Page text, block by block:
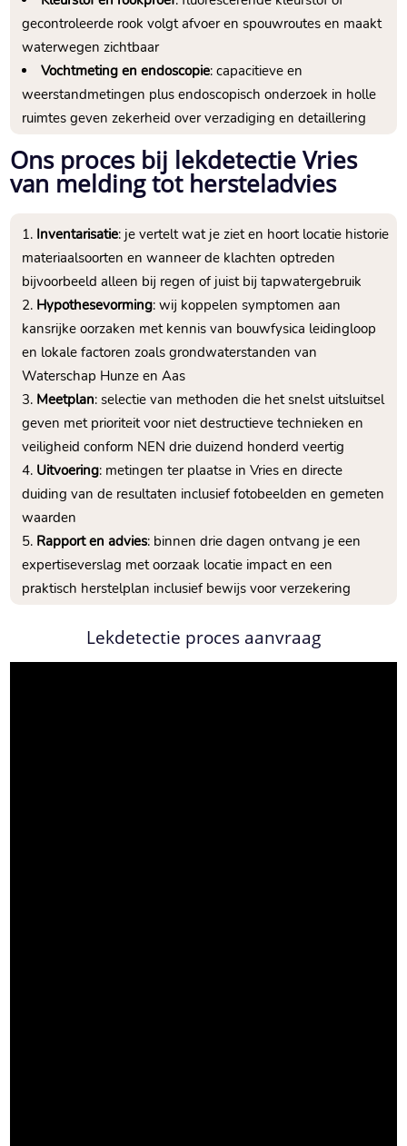
gecontroleerde rook volgt afvoer en spouwroutes en maakt
waterwegen zichtbaar
Vochtmeting en endoscopie: capacitieve en
weerstandmetingen plus endoscopisch onderzoek in holle
ruimtes geven zekerheid over verzadiging en detaillering
Ons proces bij lekdetectie Vries
van melding tot hersteladvies
Inventarisatie: je vertelt wat je ziet en hoort locatie historie
materiaalsoorten en wanneer de klachten optreden
bijvoorbeeld alleen bij regen of juist bij tapwatergebruik
Hypothesevorming: wij koppelen symptomen aan
kansrijke oorzaken met kennis van bouwfysica leidingloop
en lokale factoren zoals grondwaterstanden van
Waterschap Hunze en Aas
Meetplan: selectie van methoden die het snelst uitsluitsel
geven met prioriteit voor niet destructieve technieken en
veiligheid conform NEN drie duizend honderd veertig
Uitvoering: metingen ter plaatse in Vries en directe
duiding van de resultaten inclusief fotobeelden en gemeten
waarden
Rapport en advies: binnen drie dagen ontvang je een
expertiseverslag met oorzaak locatie impact en een
praktisch herstelplan inclusief bewijs voor verzekering
Lekdetectie proces aanvraag